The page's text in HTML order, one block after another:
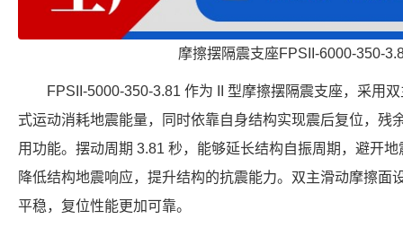
摩擦摆隔震支座FPSII-6000-350-
FPSII-5000-350-3.81 作为 II 型摩擦摆隔震支座，采用
式运动消耗地震能量，同时依靠自身结构实现震后复位，残
用功能。摆动周期 3.81 秒，能够延长结构自振周期，避开
降低结构地震响应，提升结构的抗震能力。双主滑动摩擦面
平稳，复位性能更加可靠。